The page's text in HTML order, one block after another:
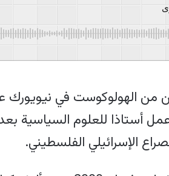
أستاذا للعلوم السياسية
الإسرائيلي الفلسطيني.